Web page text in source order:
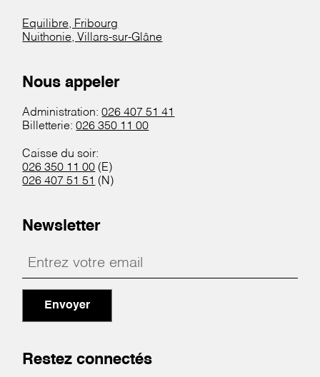
Equilibre, Fribourg
Nuithonie, Villars-sur-Glâne
Nous appeler
Administration:026 407 51 41
Billetterie:026 350 11 00
Caisse du soir:
026 350 11 00 (E)
026 407 51 51 (N)
Newsletter
Envoyer
Restez connectés